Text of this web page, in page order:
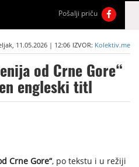
Pošalji priču
11.05.2026 | 12:06 IZVOR: Kolektiv.me
od Crne Gore“
engleski titl
Crne Gore“, po tekstu i u režiji